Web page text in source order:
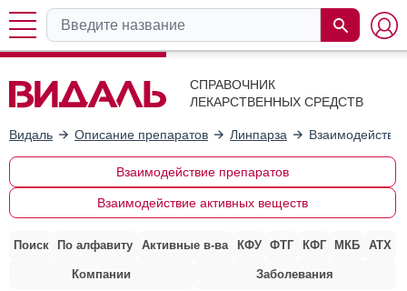
СПРАВОЧНИК
ЛЕКАРСТВЕННЫХ СРЕДСТВ
Видаль Описание препаратов Линпарза
Взаимодействие препаратов
Взаимодействие активных веществ
Поиск По алфавиту Активные в-ва КФУ ФТГ КФГ МКБ АТХ
Компании Заболевания